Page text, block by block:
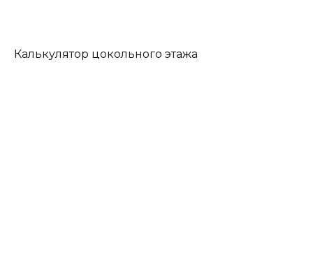
Калькулятор цокольного этажа